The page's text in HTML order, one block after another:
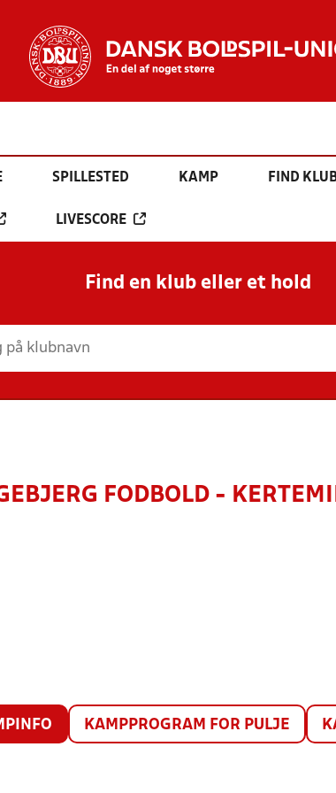
SPILLESTED KAMP FIND
LIVESCORE
Find en klub eller et hold
FODBOLD -
KAMPPROGRAM FOR PULJE